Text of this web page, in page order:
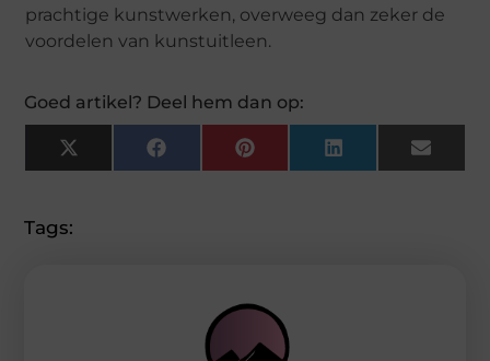
prachtige kunstwerken, overweeg dan zeker de
voordelen van kunstuitleen.
Goed artikel? Deel hem dan op:
X
(Twitter)
FacebookPinterestLinkedInEmail
Tags: